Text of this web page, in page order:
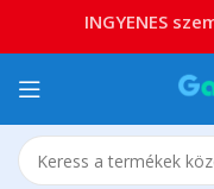
INGYENES